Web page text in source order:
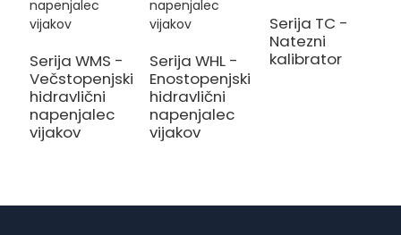
Serija WMS -
Večstopenjski
hidravlični
napenjalec
vijakov
Serija WHL -
Enostopenjski
hidravlični
napenjalec
vijakov
Serija TC -
Natezni
kalibrator